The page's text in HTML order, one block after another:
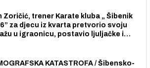
Zoričić, trener Karate kluba „ Šibenik
za djecu iz kvarta pretvorio svoju
u igraonicu, postavio ljuljačke i
KATASTROFA / Šibensko-